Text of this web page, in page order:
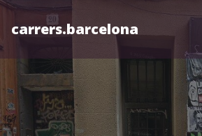
carrers.barcelona